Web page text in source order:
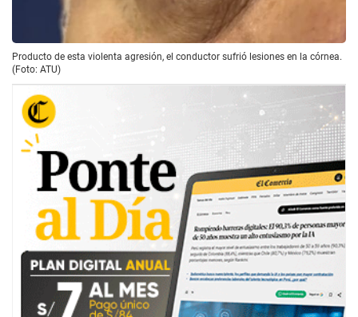
Producto de esta violenta agresión, el conductor sufrió lesiones en la córnea.
(Foto: ATU)